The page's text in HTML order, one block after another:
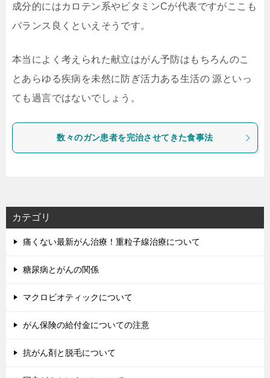
成分的にはカロテン系やビタミンCが代表ですがここも
バランス良くといえそうです。
本当によく考えられた献立はがん予防はもちろんのこ
とあらゆる疾病を未然に防ぎ活力ある生活の 源といっ
ても過言ではないでしょう。
数々のガン患者を完治させてきた食事法
カテゴリ
痛くない最新がん治療！重粒子線治療について
糖尿病とがんの関係
マクロビオティックについて
がん保険の給付金についての注意
抗がん剤と脱毛について